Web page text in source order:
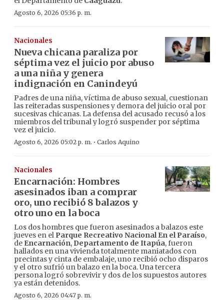
Agosto 6, 2026 05:36 p. m.
Nacionales
Nueva chicana paraliza por
séptima vez el juicio por abuso
a una niña y genera
indignación en Canindeyú
Padres de una niña, víctima de abuso sexual, cuestionan
las reiteradas suspensiones y demora del juicio oral por
sucesivas chicanas. La defensa del acusado recusó a los
miembros del tribunal y logró suspender por séptima
vez el juicio.
Agosto 6, 2026 05:02 p. m. · Carlos Aquino
Nacionales
Encarnación: Hombres
asesinados iban a comprar
oro, uno recibió 8 balazos y
otro uno en la boca
Los dos hombres que fueron asesinados a balazos este
jueves en el Parque Recreativo Nacional En el Paraíso,
de Encarnación, Departamento de Itapúa, fueron
hallados en una vivienda totalmente maniatados con
precintas y cinta de embalaje, uno recibió ocho disparos
y el otro sufrió un balazo en la boca. Una tercera
persona logró sobrevivir y dos de los supuestos autores
ya están detenidos.
Agosto 6, 2026 04:47 p. m.